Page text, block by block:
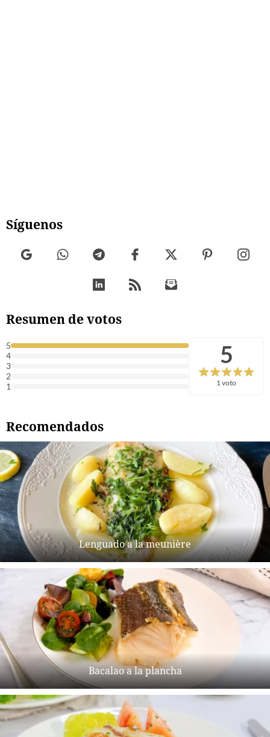
Síguenos
Resumen de votos
5
4
3
2
1
5
1 voto
Recomendados
Lenguado a la meunière
Bacalao a la plancha